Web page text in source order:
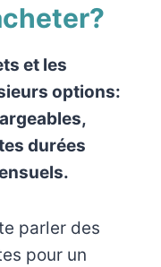
et les
options:
durées
parler des
pour un